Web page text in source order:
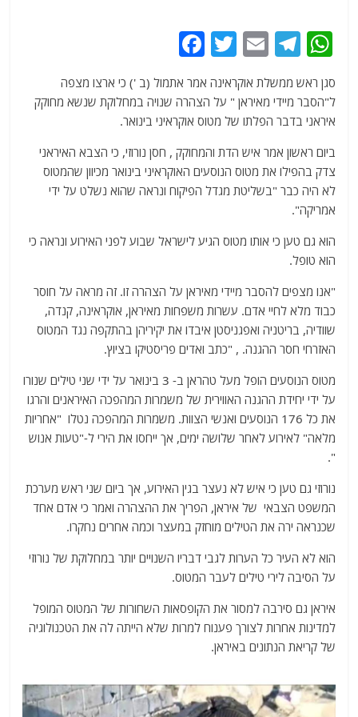
W
at
s
A
p
p
T
el
e
g
ra
m
E
ai
l
T
itt
er
c
e
b
o
o
סגן ראש ממשלת אוקראינה אמר אתמול (ב ') כי ארצו מצפה
ל"הסבר מיידי מאיראן " על הצהרה שנויה במחלוקת שנשא מחוקק
איראני בדבר הפלתו של מטוס אוקראיני בינואר.
ביום ראשון אמר איש הדת והמחוקק , חסן נורוזי, כי הצבא האיראני
צדק בהפילו את מטוס הנוסעים האוקראיני בינואר מכיוון שהמטוס
לא היה כבר "בשליטת מגדל הפיקוח ונראה שהוא נשלט על ידי
אמריקה".
הוא גם טען כי אותו מטוס הגיע לישראל שבוע לפני האירוע ונראה כי
הוא טופל.
"אנו מצפים להסבר מיידי מאיראן על הצהרה זו. זה מראה על חוסר
כבוד מלא לחיי אדם. עשרות משפחות מאיראן, אוקראינה, קנדה,
שוודיה, בריטניה ואפגניסטן איבדו את יקיריהן בהתקפה נגד המטוס
האזרחי חסר ההגנה. , "כתב ואדים פריסטיקו בציוץ.
מטוס הנוסעים הופל מעל טהראן ב- 3 בינואר על ידי שני טילים שנורו
על ידי יחידת ההגנה האווירית של משמרות המהפכה האיראנים והרגו
את כל 176 הנוסעים ואנשי הצוות. משמרות המהפכה נטלו "אחריות
מלאה" לאירוע לאחר שלושה ימים, אך ייחסו את הירי ל-"טעות אנוש
".
נורוזי גם טען כי איש לא נעצר בגין האירוע, אך ביום שני ראש מערכת
המשפט הצבאי של איראן, הפריך את ההצהרה ואמר כי אדם אחד
שכנראה ירה את הטילים מוחזק במעצר וכמה אחרים נחקרו.
הוא לא העיר כל הערות לגבי דבריו השנויים יותר במחלוקת של נורוזי
על הסיבה לירי טילים לעבר המטוס.
איראן גם סירבה למסור את הקופסאות השחורות של המטוס המופל
למדינות אחרות לצורך פענוח למרות שלא הייתה לה את הטכנולוגיה
של קריאת הנתונים באיראן.